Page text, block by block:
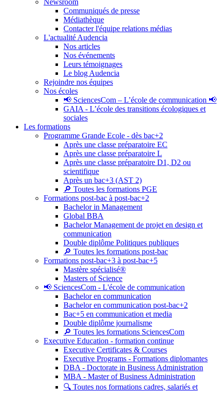
Newsroom
Communiqués de presse
Médiathèque
Contacter l'équipe relations médias
L'actualité Audencia
Nos articles
Nos événements
Leurs témoignages
Le blog Audencia
Rejoindre nos équipes
Nos écoles
📢 SciencesCom – L’école de communication 📢
GAIA - L’école des transitions écologiques et
sociales
Les formations
Programme Grande Ecole - dès bac+2
Après une classe préparatoire EC
Après une classe préparatoire L
Après une classe préparatoire D1, D2 ou
scientifique
Après un bac+3 (AST 2)
🔎 Toutes les formations PGE
Formations post-bac à post-bac+2
Bachelor in Management
Global BBA
Bachelor Management de projet en design et
communication
Double diplôme Politiques publiques
🔎 Toutes les formations post-bac
Formations post-bac+3 à post-bac+5
Mastère spécialisé®
Masters of Science
📢 SciencesCom - L'école de communication
Bachelor en communication
Bachelor en communication post-bac+2
Bac+5 en communication et media
Double diplôme journalisme
🔎 Toutes les formations SciencesCom
Executive Education - formation continue
Executive Certificates & Courses
Executive Programs - Formations diplomantes
DBA - Doctorate in Business Administration
MBA - Master of Business Administration
🔍 Toutes nos formations cadres, salariés et